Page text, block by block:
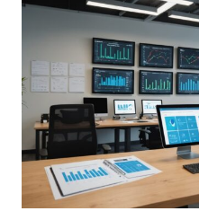
DE
VALEUR
:
UN
ÉCLAIRAGE
SUR
CE
MÉCANISME
D’ÉPARGNE
POUR